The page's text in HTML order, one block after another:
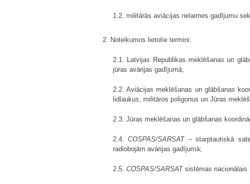
1.2. militārās aviācijas nelaimes gadījumu
2. Noteikumos lietotie termini:
2.1. Latvijas Republikas meklēšanas un
jūras avārijas gadījumā;
2.2. Aviācijas meklēšanas un glābšanas
lidlaukus, militāros poligonus un Jūras
2.3. Jūras meklēšanas un glābšanas
2.4.COSPAS/SARSAT– starptautiskā
radiobojām avārijas gadījumā;
2.5. COSPAS/SARSATsistēmas nacionālais